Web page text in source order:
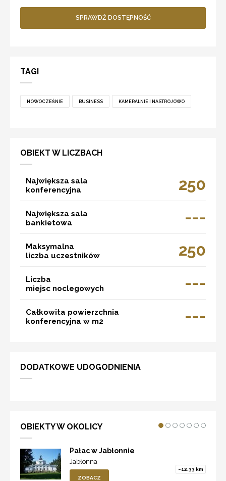
SPRAWDŹ DOSTĘPNOŚĆ
TAGI
NOWOCZEŚNIE BUSINESS KAMERALNIE I NASTROJOWO
OBIEKT W LICZBACH
Największa sala
konferencyjna
250
Największa sala
bankietowa
---
Maksymalna
liczba uczestników
250
Liczba
miejsc noclegowych
---
Całkowita powierzchnia
konferencyjna w m2
---
DODATKOWE UDOGODNIENIA
OBIEKTY W OKOLICY
Pałac w Jabłonnie
Jabłonna
~12.33 km
ZOBACZ